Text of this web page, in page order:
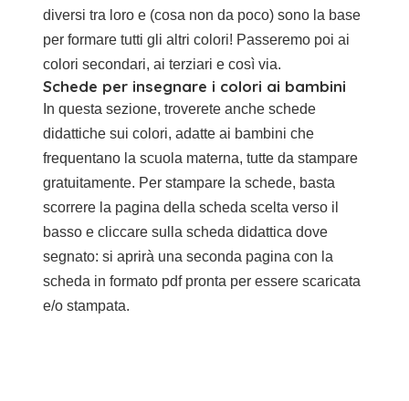
diversi tra loro e (cosa non da poco) sono la base
per formare tutti gli altri colori! Passeremo poi ai
colori secondari, ai terziari e così via.
Schede per insegnare i colori ai bambini
In questa sezione, troverete anche schede
didattiche sui colori, adatte ai bambini che
frequentano la scuola materna, tutte da stampare
gratuitamente. Per stampare la schede, basta
scorrere la pagina della scheda scelta verso il
basso e cliccare sulla scheda didattica dove
segnato: si aprirà una seconda pagina con la
scheda in formato pdf pronta per essere scaricata
e/o stampata.